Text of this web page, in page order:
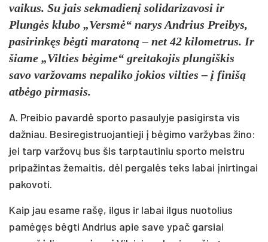
vaikus. Su jais sekmadienį solidarizavosi ir
Plungės klubo „Versmė“ narys Andrius Preibys,
pasirinkęs bėgti maratoną – net 42 kilometrus. Ir
šiame „Vilties bėgime“ greitakojis plungiškis
savo varžovams nepaliko jokios vilties – į finišą
atbėgo pirmasis.
A. Preibio pavardė sporto pasaulyje pasigirsta vis
dažniau. Besiregistruojantieji į bėgimo varžybas žino:
jei tarp varžovų bus šis tarptautiniu sporto meistru
pripažintas žemaitis, dėl pergalės teks labai įnirtingai
pakovoti.
Kaip jau esame rašę, ilgus ir labai ilgus nuotolius
pamėgęs bėgti Andrius apie save ypač garsiai